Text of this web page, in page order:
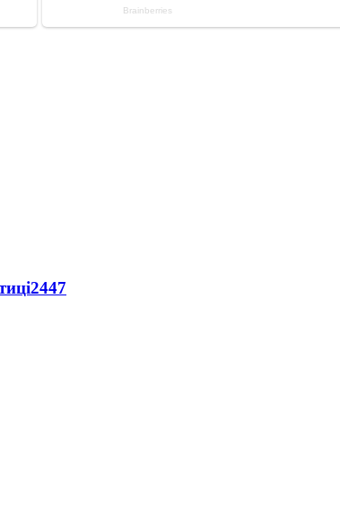
2447